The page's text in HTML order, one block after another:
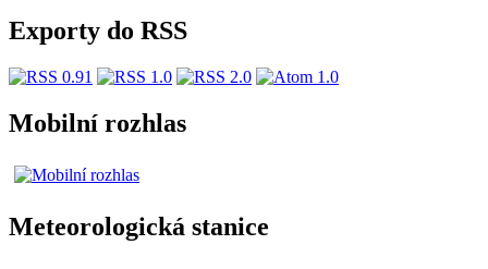
Exporty do RSS
Mobilní rozhlas
Meteorologická stanice